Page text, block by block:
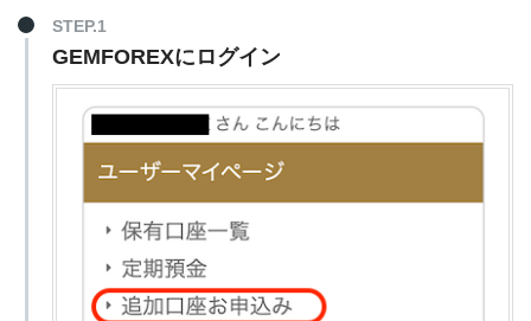
STEP.1
GEMFOREXにログイン